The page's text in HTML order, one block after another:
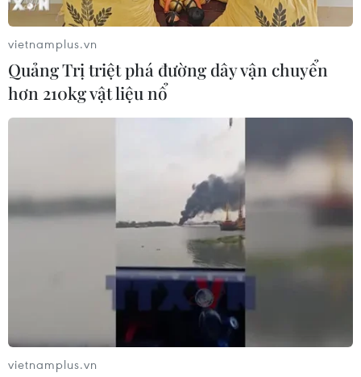
vietnamplus.vn
Quảng Trị triệt phá đường dây vận chuyển
hơn 210kg vật liệu nổ
vietnamplus.vn